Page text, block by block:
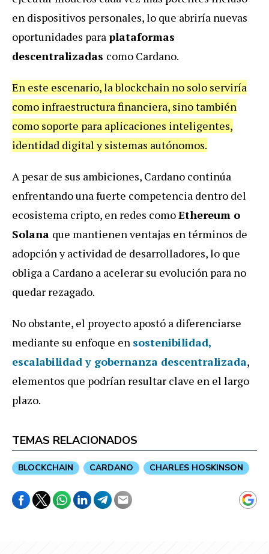
en dispositivos personales, lo que abriría nuevas
oportunidades paraplataformas
descentralizadas como Cardano.
En este escenario, la blockchain no solo serviría
como infraestructura financiera, sino también
como soporte para aplicaciones inteligentes,
identidad digital y sistemas autónomos.
A pesar de sus ambiciones, Cardano continúa
enfrentando una fuerte competencia dentro del
ecosistema cripto, en redes comoEthereum o
Solana que mantienen ventajas en términos de
adopción y actividad de desarrolladores, lo que
obliga a Cardano a acelerar su evolución para no
quedar rezagado.
No obstante, el proyecto apostó a diferenciarse
mediante su enfoque en sostenibilidad,
escalabilidad y gobernanza descentralizada,
elementos que podrían resultar clave en el largo
plazo.
TEMAS RELACIONADOS
BLOCKCHAIN CARDANO CHARLES HOSKINSON